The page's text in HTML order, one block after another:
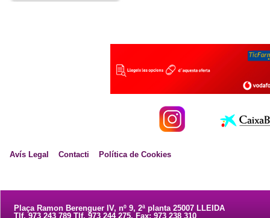
Avís Legal Contacti Política de Cookies
Plaça Ramon Berenguer IV, nº 9, 2ª planta 25007 LLEIDA
Tlf. 973 243 789 Tlf. 973 244 275. Fax: 973 238 310